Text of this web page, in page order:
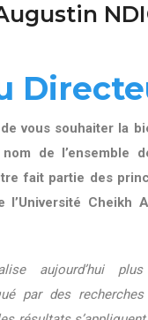
vous souhaiter la
de l’ensemble
fait partie des
l’Université Cheikh
aujourd’hui
par des